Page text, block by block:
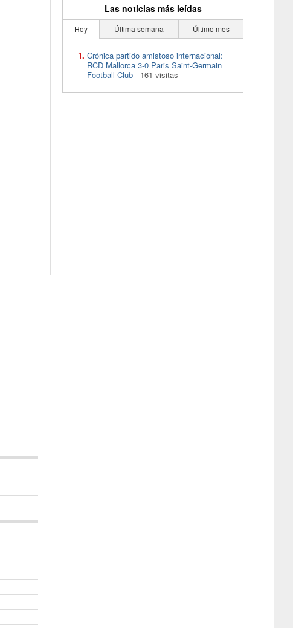
Las noticias más leídas
Hoy Última semana Último mes
Crónica partido amistoso internacional:
RCD Mallorca 3-0 Paris Saint-Germain
Football Club - 161 visitas